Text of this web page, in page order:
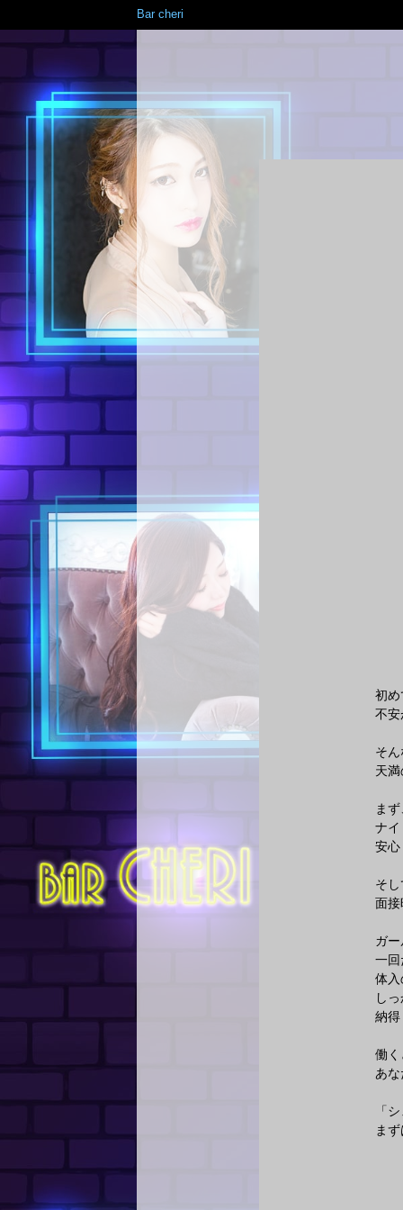
Bar cheri
初め
不安
そ
天
ま
ナイ
安
そ
面接
ガ
一回
体
し
納
働く
あ
「
ま